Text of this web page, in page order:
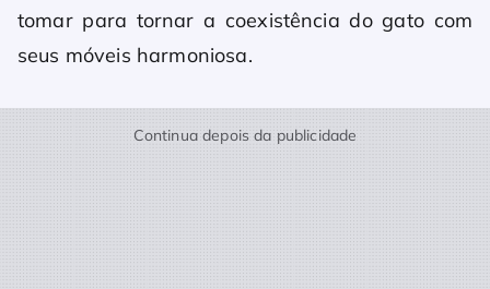
tomar para tornar a coexistência do gato com
seus móveis harmoniosa.
Continua depois da publicidade